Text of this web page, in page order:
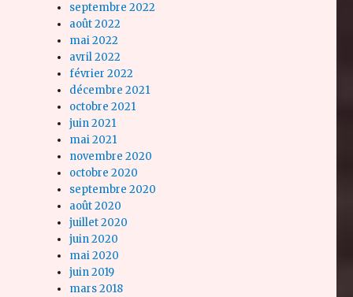
septembre 2022
août 2022
mai 2022
avril 2022
février 2022
décembre 2021
octobre 2021
juin 2021
mai 2021
novembre 2020
octobre 2020
septembre 2020
août 2020
juillet 2020
juin 2020
mai 2020
juin 2019
mars 2018